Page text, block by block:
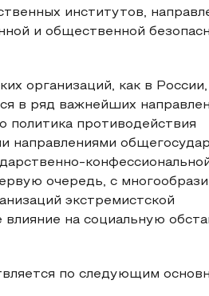
институтов,
и общественной
организаций, как в России,
в ряд важнейших
политика противодействия
направлениями
очередь, с
экстремистской
на социальную
по следующим